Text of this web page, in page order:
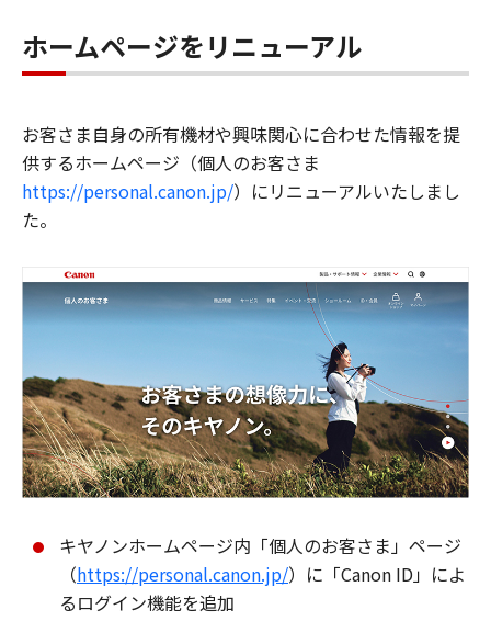
ホームページをリニューアル
お客さま自身の所有機材や興味関心に合わせた情報を提
供するホームページ（個人のお客さま
https://personal.canon.jp/）にリニューアルいたしまし
た。
キヤノンホームページ内「個人のお客さま」ページ
（https://personal.canon.jp/）に「Canon ID」によ
るログイン機能を追加